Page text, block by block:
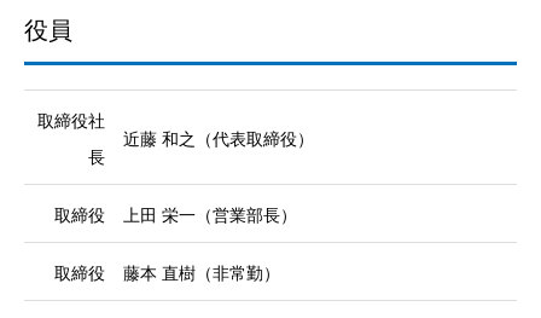
役員
取締役社
長
近藤 和之（代表取締役）
取締役 上田 栄一（営業部長）
取締役 藤本 直樹（非常勤）